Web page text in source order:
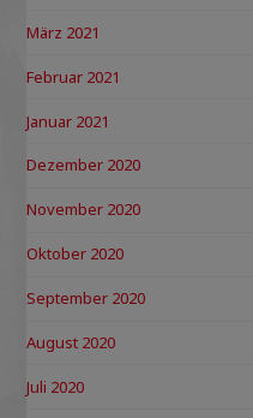
März 2021
Februar 2021
Januar 2021
Dezember 2020
November 2020
Oktober 2020
September 2020
August 2020
Juli 2020